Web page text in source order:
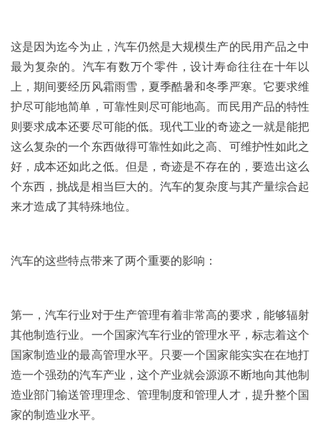
这是因为迄今为止，汽车仍然是大规模生产的民用产品之中
最为复杂的。汽车有数万个零件，设计寿命往往在十年以
上，期间要经历风霜雨雪，夏季酷暑和冬季严寒。它要求维
护尽可能地简单，可靠性则尽可能地高。而民用产品的特性
则要求成本还要尽可能的低。现代工业的奇迹之一就是能把
这么复杂的一个东西做得可靠性如此之高、可维护性如此之
好，成本还如此之低。但是，奇迹是不存在的，要造出这么
个东西，挑战是相当巨大的。汽车的复杂度与其产量综合起
来才造成了其特殊地位。
汽车的这些特点带来了两个重要的影响：
第一，汽车行业对于生产管理有着非常高的要求，能够辐射
其他制造行业。一个国家汽车行业的管理水平，标志着这个
国家制造业的最高管理水平。只要一个国家能实实在在地打
造一个强劲的汽车产业，这个产业就会源源不断地向其他制
造业部门输送管理理念、管理制度和管理人才，提升整个国
家的制造业水平。